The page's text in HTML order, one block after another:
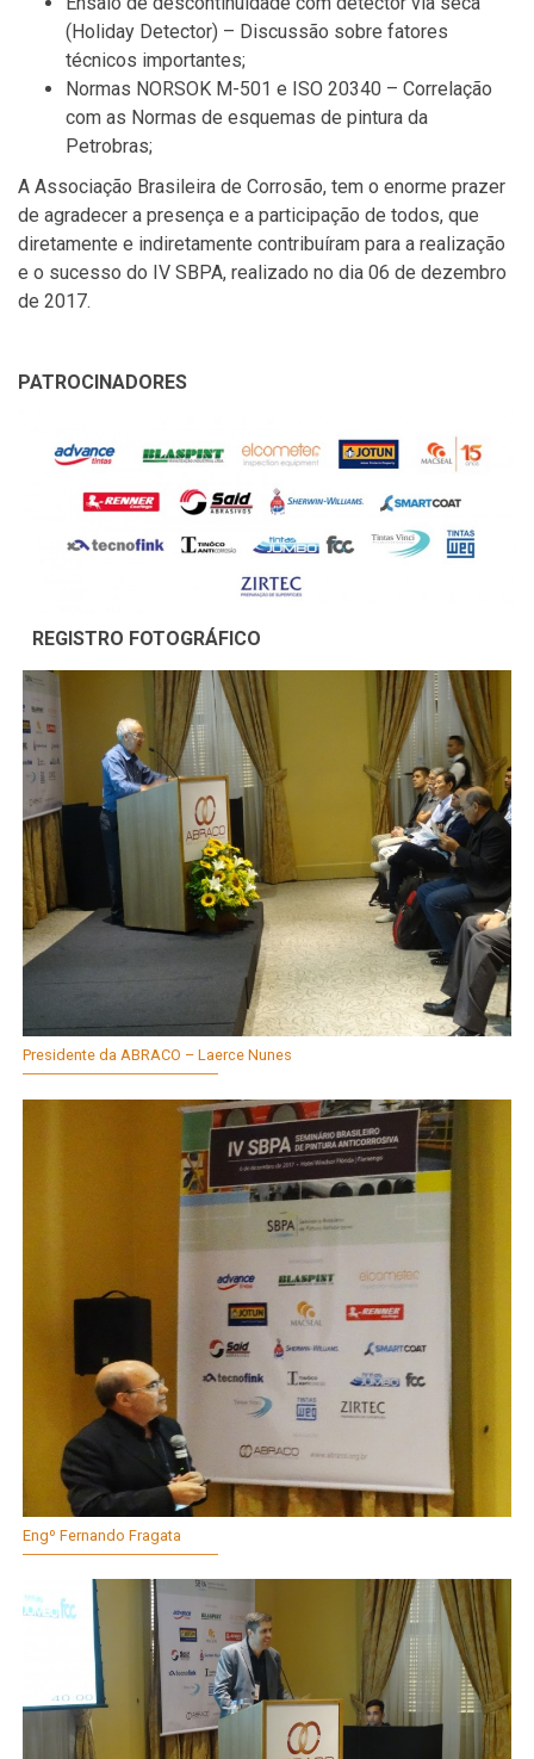
(Holiday Detector) – Discussão sobre fatores
técnicos importantes;
Normas NORSOK M-501 e ISO 20340 – Correlação
com as Normas de esquemas de pintura da
Petrobras;
A Associação Brasileira de Corrosão, tem o enorme prazer
de agradecer a presença e a participação de todos, que
diretamente e indiretamente contribuíram para a realização
e o sucesso do IV SBPA, realizado no dia 06 de dezembro
de 2017.
PATROCINADORES
REGISTRO FOTOGRÁFICO
Presidente da ABRACO – Laerce Nunes
Engº Fernando Fragata